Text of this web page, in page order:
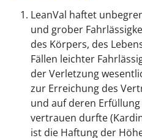
LeanVal haftet
und grober
des Körpers, des
Fällen leichter
der Verletzung
zur Erreichung des
und auf deren
vertrauen durfte
ist die Haftung der